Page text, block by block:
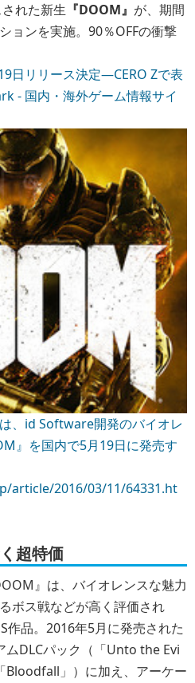
れた新生 『DOOM』 が、期間
ョンを実施。90％OFFの衝撃
日リリース決定―CERO Zで表
- 国内・海外ゲーム情報サイ
、id Software開発のバイオレ
』を国内で5月19日に発売す
article/2016/03/11/64331.ht
超特価
』は、バイオレンスな魅力
ボス戦などが高く評価され
作品。2016年5月に発売された
DLCパック（「Unto the Evi
」）に加え、アーケー